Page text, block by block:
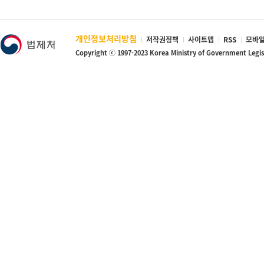
개인정보처리방침 저작권정책 사이트맵 RSS 모바
Copyright ⓒ 1997-2023 Korea Ministry of Government